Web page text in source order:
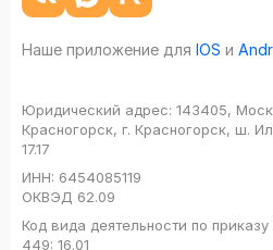
Наше приложение для IOS и
Юридический адрес: 143405,
Красногорск, г. Красногорск, ш.
17.17
ИНН: 6454085119
ОКВЭД 62.09
Код вида деятельности по
449: 16.01